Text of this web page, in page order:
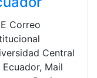
Correo
Central
Ecuador, Mail